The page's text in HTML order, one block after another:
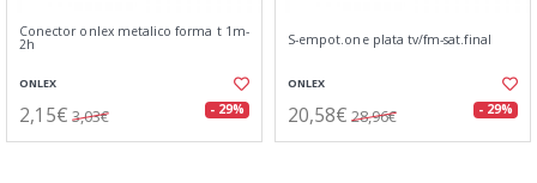
Conector onlex metalico forma t 1m-
2h
ONLEX
2,15€ 3,03€ - 29%
S-empot.one plata tv/fm-sat.final
ONLEX
20,58€ 28,96€ - 29%